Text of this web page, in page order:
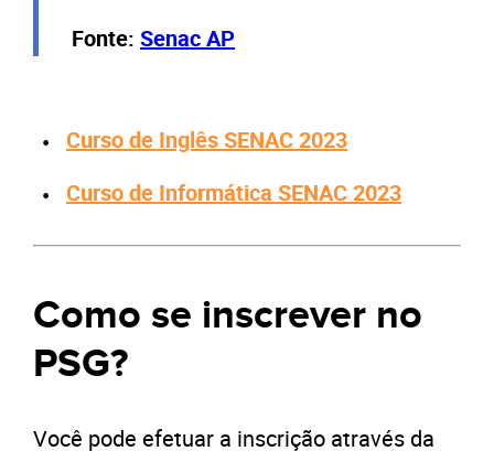
Fonte: Senac AP
Curso de Inglês SENAC 2023
Curso de Informática SENAC 2023
Como se inscrever no
PSG?
Você pode efetuar a inscrição através da